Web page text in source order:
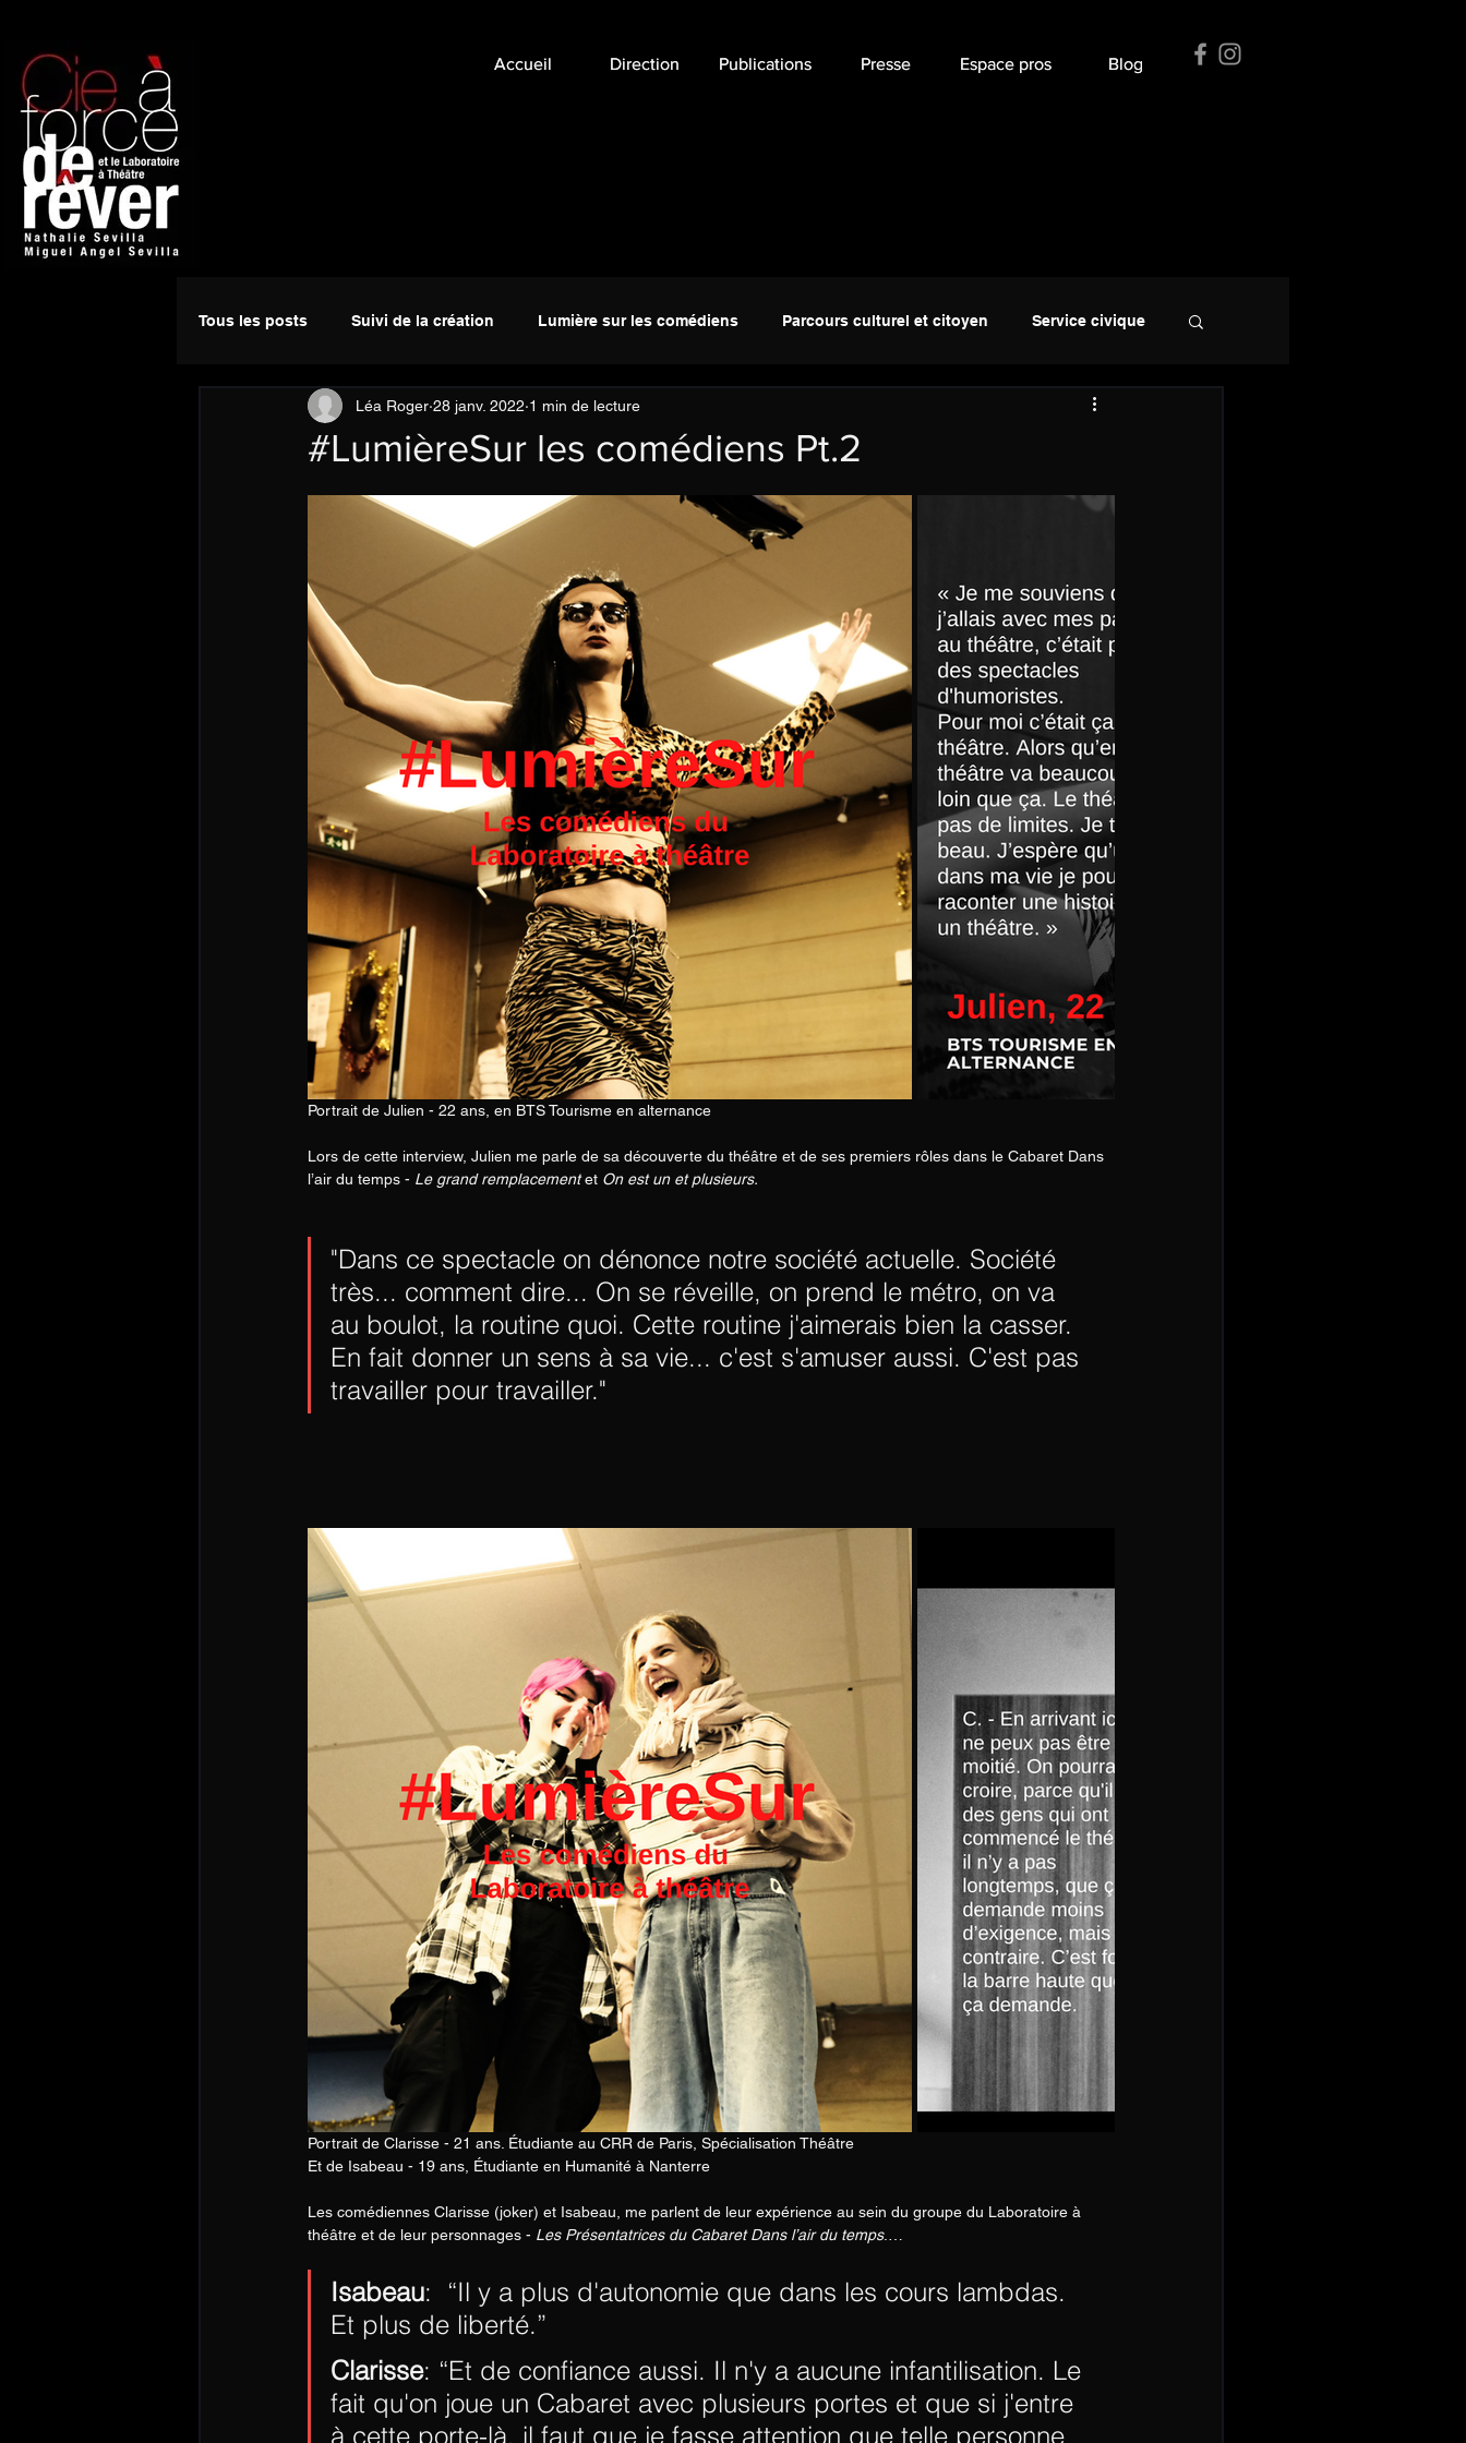
Accueil Direction Publications Presse Espace pros Blog
Accueil Direction Publications Presse Espace pros Blog
Tous les posts Suivi de la création Lumière sur les comédiens Parcours culturel et citoyen Service civique
#LumièreSur les comédiens Pt.2
Léa Roger 28 janv. 2022 1 min de lecture
Portrait de Julien - 22 ans, en BTS Tourisme en alternance
Lors de cette interview, Julien me parle de sa découverte du théâtre et de ses premiers rôles dans le Cabaret Dans
l’air du temps - Le grand remplacement et On est un et plusieurs.
"Dans ce spectacle on dénonce notre société actuelle. Société
très... comment dire... On se réveille, on prend le métro, on va
au boulot, la routine quoi. Cette routine j'aimerais bien la casser.
En fait donner un sens à sa vie... c'est s'amuser aussi. C'est pas
travailler pour travailler."
Portrait de Clarisse - 21 ans. Étudiante au CRR de Paris, Spécialisation Théâtre
Et de Isabeau - 19 ans, Étudiante en Humanité à Nanterre
Les comédiennes Clarisse (joker) et Isabeau, me parlent de leur expérience au sein du groupe du Laboratoire à
théâtre et de leur personnages - Les Présentatrices du Cabaret Dans l’air du temps.…
Isabeau:  “Il y a plus d'autonomie que dans les cours lambdas.
Et plus de liberté.”
Clarisse: “Et de confiance aussi. Il n'y a aucune infantilisation. Le
fait qu'on joue un Cabaret avec plusieurs portes et que si j'entre
à cette porte-là, il faut que je fasse attention que telle personne